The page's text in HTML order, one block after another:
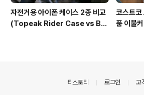
자전거용 아이폰 케이스 2종 비교
(Topeak Rider Case vs BM
코스트코
품 이불
티스토리 로그인 고